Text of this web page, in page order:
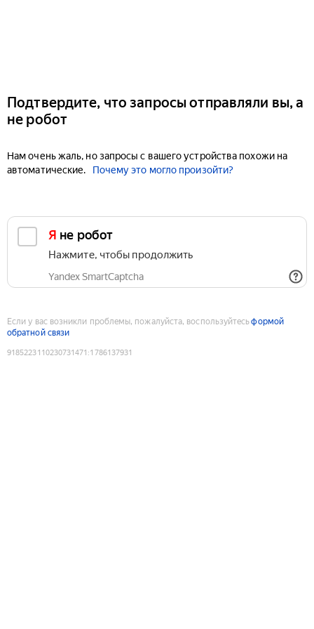
Подтвердите, что запросы отправляли вы, а
не робот
Нам очень жаль, но запросы с вашего устройства похожи на
автоматические.
Почему это могло произойти?
Я не робот
Нажмите, чтобы продолжить
Yandex SmartCaptcha
Если у вас возникли проблемы, пожалуйста, воспользуйтесьформой
обратной связи
9185223110230731471 :1786137931